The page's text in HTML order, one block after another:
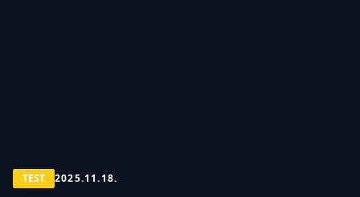
TEST 2025.11.18.